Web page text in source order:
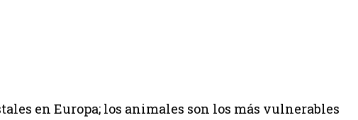
en Europa; los animales son los más vulnerables